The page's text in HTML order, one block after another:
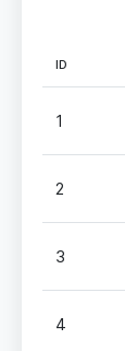
ID
1
2
3
4